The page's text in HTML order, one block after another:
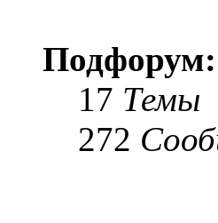
Подфорум:
17 Темы
272